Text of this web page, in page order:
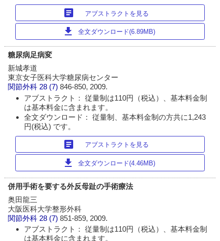
article アブストラクトを見る
download 全文ダウンロード(6.89MB)
糖尿病足病変
新城孝道
東京女子医科大学糖尿病センター
関節外科 28 (7)846-850, 2009.
アブストラクト： 従量制は110円（税込）、基本料金制
は基本料金に含まれます。
全文ダウンロード： 従量制、基本料金制の方共に1,243
円(税込) です。
article アブストラクトを見る
download 全文ダウンロード(4.46MB)
併用手術を要する外反母趾の手術療法
奥田龍三
大阪医科大学整形外科
関節外科 28 (7)851-859, 2009.
アブストラクト： 従量制は110円（税込）、基本料金制
は基本料金に含まれます。